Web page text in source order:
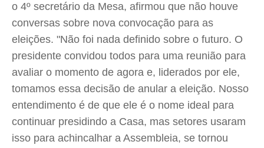
o 4º secretário da Mesa, afirmou que não houve
conversas sobre nova convocação para as
eleições. "Não foi nada definido sobre o futuro. O
presidente convidou todos para uma reunião para
avaliar o momento de agora e, liderados por ele,
tomamos essa decisão de anular a eleição. Nosso
entendimento é de que ele é o nome ideal para
continuar presidindo a Casa, mas setores usaram
isso para achincalhar a Assembleia, se tornou